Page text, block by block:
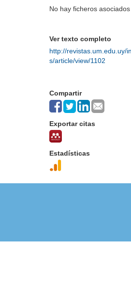
No hay ficheros asociados
Ver texto completo
http://revistas.um.edu.uy/
s/article/view/1102
Compartir
Exportar citas
Estadísticas